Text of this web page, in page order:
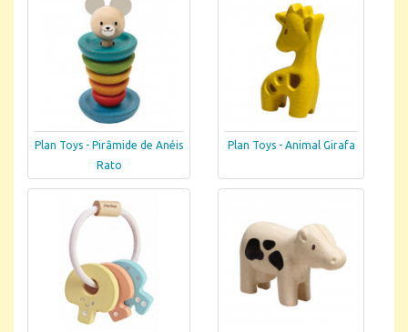
Plan Toys - Pirâmide de Anéis
Rato
Plan Toys - Animal Girafa